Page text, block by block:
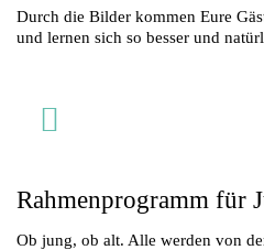
Durch die Bilder kommen Eure
und lernen sich so besser und
Rahmenprogramm für
Ob jung, ob alt. Alle werden von